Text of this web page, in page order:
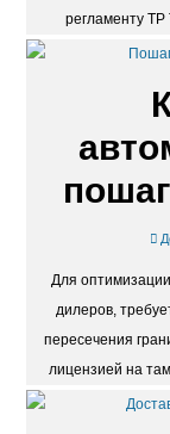
регламенту
Для
дилеров,
пересечения
лицензией на